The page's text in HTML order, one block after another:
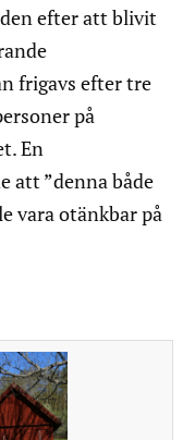
efter att blivit
frigavs efter tre
på
En
att ”denna både
vara otänkbar på